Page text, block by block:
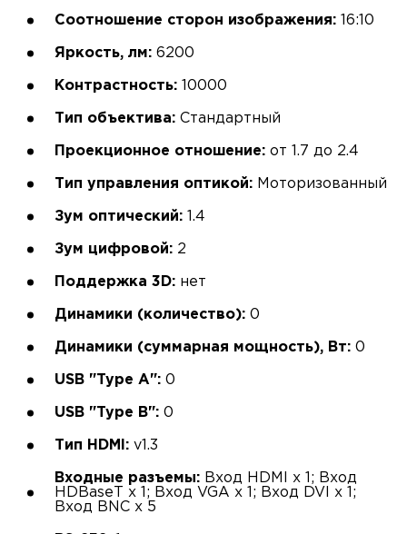
Соотношение сторон изображения: 16:10
Яркость, лм: 6200
Контрастность: 10000
Тип объектива: Стандартный
Проекционное отношение: от 1.7 до 2.4
Тип управления оптикой: Моторизованный
Зум оптический: 1.4
Зум цифровой: 2
Поддержка 3D: нет
Динамики (количество): 0
Динамики (суммарная мощность), Вт: 0
USB "Type A": 0
USB "Type B": 0
Тип HDMI: v1.3
Входные разъемы: Вход HDMI х 1; Вход
HDBaseT х 1; Вход VGA х 1; Вход DVI х 1;
Вход BNC х 5